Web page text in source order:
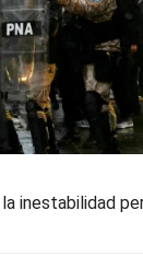
inestabilidad